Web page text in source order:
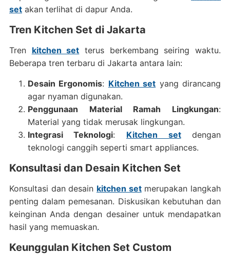
setakan terlihat di dapur Anda.
Tren Kitchen Set di Jakarta
Tren kitchen set terus berkembang seiring waktu.
Beberapa tren terbaru di Jakarta antara lain:
Desain Ergonomis: Kitchen set yang dirancang
agar nyaman digunakan.
Penggunaan Material Ramah Lingkungan:
Material yang tidak merusak lingkungan.
Integrasi Teknologi: Kitchen setdengan
teknologi canggih seperti smart appliances.
Konsultasi dan Desain Kitchen Set
Konsultasi dan desain kitchen setmerupakan langkah
penting dalam pemesanan. Diskusikan kebutuhan dan
keinginan Anda dengan desainer untuk mendapatkan
hasil yang memuaskan.
Keunggulan Kitchen Set Custom